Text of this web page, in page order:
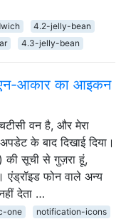
4.2-jelly-bean
4.3-jelly-bean
एन-आकार का आइकन
वन है, और मेरा
के बाद दिखाई दिया।
की सूची से गुज़रा हूं,
फोन वाले अन्य
देता …
one notification-icons